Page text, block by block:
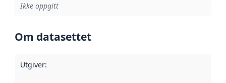
Ikke oppgitt
Om datasettet
Utgiver: